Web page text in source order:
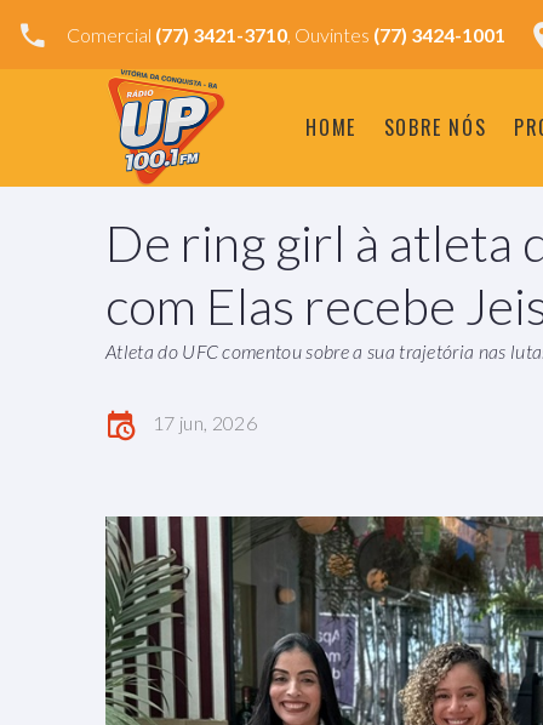
Comercial (77) 3421-3710, Ouvintes (77) 3424-1001
HOME SOBRE NÓS
De ring girl à atleta
com Elas recebe
Atleta do UFC comentou sobre a sua trajetória nas
17 jun, 2026